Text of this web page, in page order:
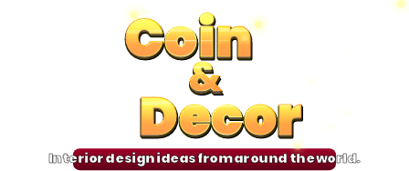
Coin
&
Decor
Coin
&
Decor
Coin
&
Decor
Coin
&
Decor
Interior design ideas from around the world.